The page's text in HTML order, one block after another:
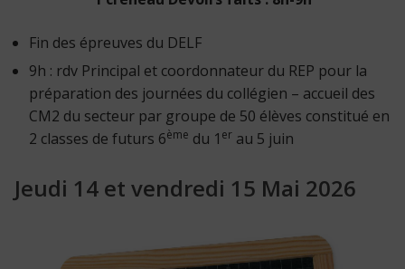
Fin des épreuves du DELF
9h : rdv Principal et coordonnateur du REP pour la
préparation des journées du collégien – accueil des
CM2 du secteur par groupe de 50 élèves constitué en
2 classes de futurs 6ème du 1 er au 5 juin
Jeudi 14 et vendredi 15 Mai 2026